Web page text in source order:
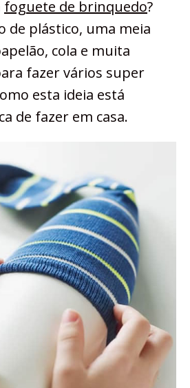
foguete de brinquedo?
de plástico, uma meia
cola e muita
fazer vários super
esta ideia está
de fazer em casa.